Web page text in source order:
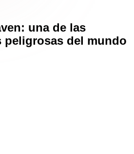
una de las
peligrosas del mundo